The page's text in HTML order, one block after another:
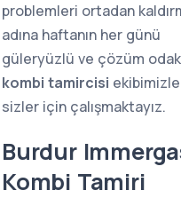
problemleri ortadan
adına haftanın her günü
güleryüzlü ve çözüm
kombi tamircisi ekibimizle
sizler için çalışmaktayız.
Burdur
Kombi Tamiri